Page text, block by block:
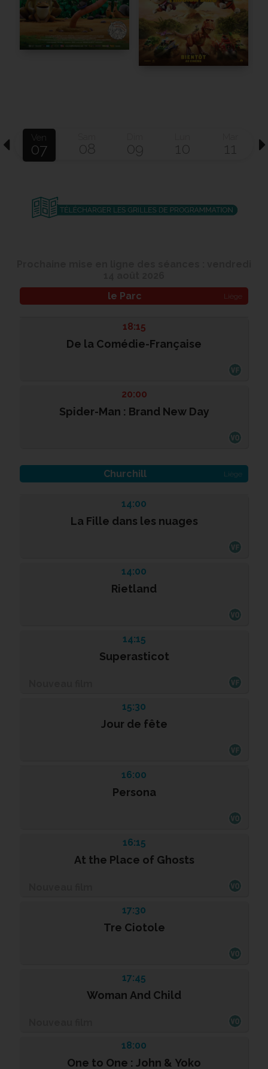
Ven
07 08 09 10 11
le Parc
Liège
18:15
De la Comédie-Française
20:00
Spider-Man : Brand New Day
Churchill Liège
14:00
La Fille dans les nuages
14:00
Rietland
14:15
Superasticot
15:30
Jour de fête
16:00
Persona
16:15
At the Place of Ghosts
17:30
Tre Ciotole
17:45
Woman And Child
18:00
One to One : John & Yoko